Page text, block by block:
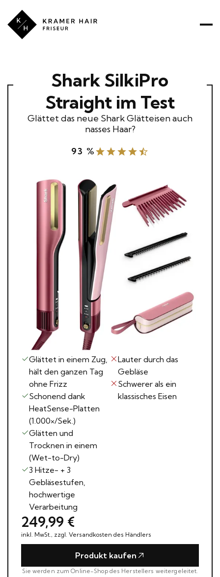
Kramer
Hair
RATGEBER
Hannoversche
Straße 1
38116 Braunschweig
0531 52942
vereinbaren
Shark SilkiPro
Straight im Test
Glättet das neue Shark Glätteisen auch
nasses Haar?
93 %
Glättet in einem Zug,
hält den ganzen Tag
ohne Frizz
Schonend dank
HeatSense-Platten
(1.000×/Sek.)
Glätten und
Trocknen in einem
(Wet-to-Dry)
3 Hitze- + 3
Gebläsestufen,
hochwertige
Verarbeitung
Lauter durch das
Gebläse
Schwerer als ein
klassisches Eisen
249,99 €
inkl. MwSt., zzgl. Versandkosten des Händlers
Produkt kaufen
Sie werden zum Online-Shop des Herstellers weitergeleitet.